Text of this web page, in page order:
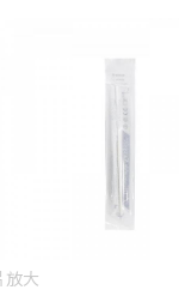
放大